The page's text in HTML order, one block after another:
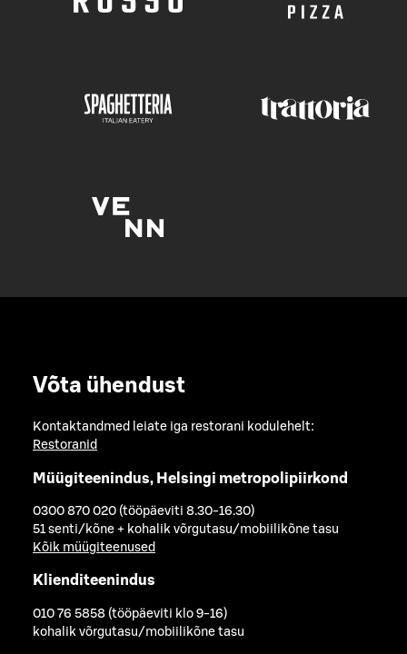
Võta ühendust
Kontaktandmed leiate iga restorani kodulehelt:
Restoranid
Müügiteenindus, Helsingi metropolipiirkond
0300 870 020 (tööpäeviti 8.30-16.30)
51 senti/kõne + kohalik võrgutasu/mobiilikõne tasu
Kõik müügiteenused
Klienditeenindus
010 76 5858 (tööpäeviti klo 9-16)
kohalik võrgutasu/mobiilikõne tasu